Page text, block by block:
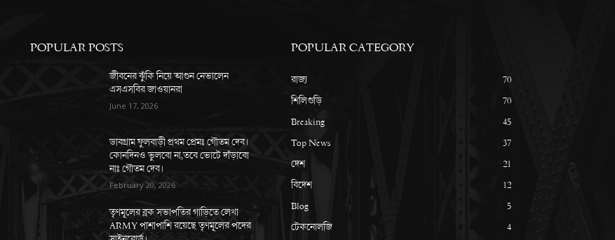
POPULAR POSTS
জীবনের ঝুঁকি নিয়ে আগুন নেভালেন
এসএসবির জাওয়ানরা
June 17, 2026
ডাবগ্রাম ফুলবাড়ী প্রথম প্রেমঃ গৌতম দেব।
কোনদিনও ভুলবো না,তবে ভোটে দাঁড়াবো
নাঃ গৌতম দেব।
February 20, 2026
তৃণমূলের ব্লক সভাপতির গাড়িতে লেখা
ARMY পাশাপাশি রয়েছে তৃণমূলের পদের
POPULAR CATEGORY
রাজ্য
70
শিলিগুড়ি
70
Breaking
45
Top News
37
দেশ
21
বিদেশ
12
Blog
5
টেকনোলজি
4